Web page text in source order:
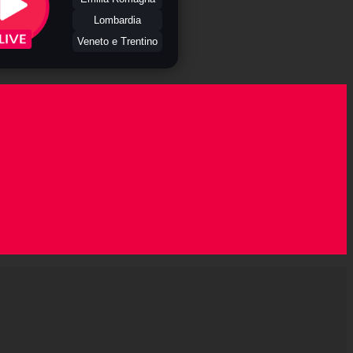
Lombardia
Veneto e Trentino